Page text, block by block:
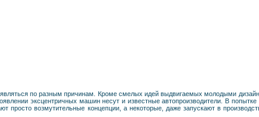
по разным причинам. Кроме смелых идей выдвигаемых молодыми
эксцентричных машин несут и известные автопроизводители. В
просто возмутительные концепции, а некоторые, даже запускают в